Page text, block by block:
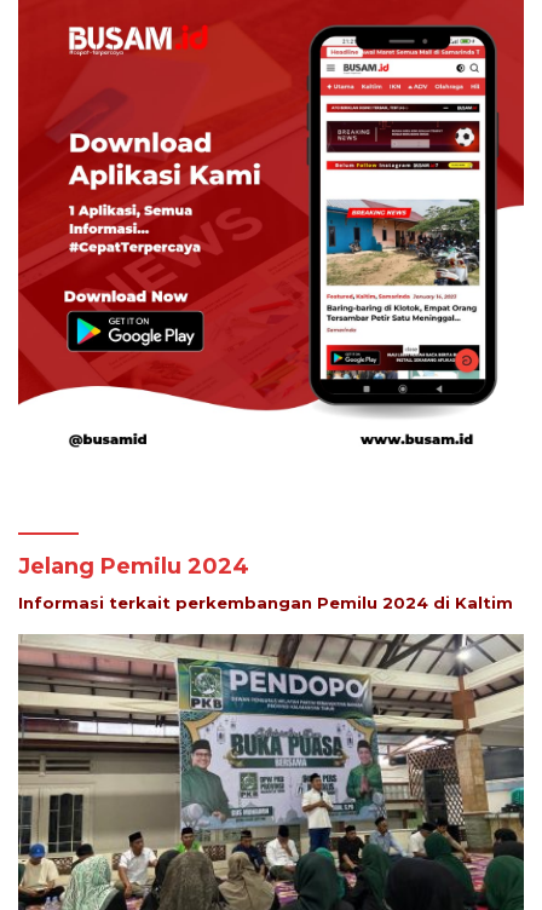
Jelang Pemilu 2024
Informasi terkait perkembangan Pemilu 2024 di Kaltim